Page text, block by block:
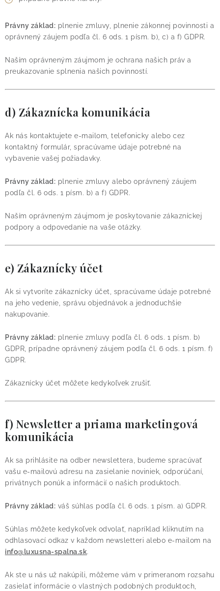
Právny základ: plnenie zmluvy, plnenie zákonnej povinnosti a
oprávnený záujem podľa čl. 6 ods. 1 písm. b), c) a f) GDPR.
Naším oprávneným záujmom je ochrana našich práv a
preukazovanie splnenia našich povinností.
d) Zákaznícka komunikácia
Ak nás kontaktujete e-mailom, telefonicky alebo cez
kontaktný formulár, spracúvame údaje potrebné na
vybavenie vašej požiadavky.
Právny základ: plnenie zmluvy alebo oprávnený záujem
podľa čl. 6 ods. 1 písm. b) a f) GDPR.
Naším oprávneným záujmom je poskytovanie zákazníckej
podpory a odpovedanie na vaše otázky.
e) Zákaznícky účet
Ak si vytvoríte zákaznícky účet, spracúvame údaje potrebné
na jeho vedenie, správu objednávok a jednoduchšie
nakupovanie.
Právny základ: plnenie zmluvy podľa čl. 6 ods. 1 písm. b)
GDPR, prípadne oprávnený záujem podľa čl. 6 ods. 1 písm. f)
GDPR.
Zákaznícky účet môžete kedykoľvek zrušiť.
f) Newsletter a priama marketingová
komunikácia
Ak sa prihlásite na odber newslettera, budeme spracúvať
vašu e-mailovú adresu na zasielanie noviniek, odporúčaní,
privátnych ponúk a informácií o našich produktoch.
Právny základ: váš súhlas podľa čl. 6 ods. 1 písm. a) GDPR.
Súhlas môžete kedykoľvek odvolať, napríklad kliknutím na
odhlasovací odkaz v každom newsletteri alebo e-mailom na
info@luxusna-spalna.sk.
Ak ste u nás už nakúpili, môžeme vám v primeranom rozsahu
zasielať informácie o vlastných podobných produktoch,